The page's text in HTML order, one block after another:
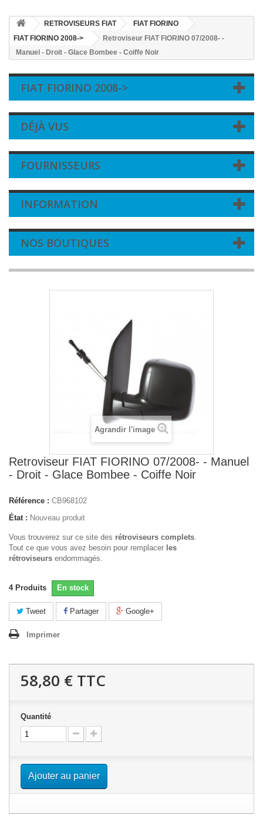
RETROVISEURS FIAT
FIAT FIORINO
FIAT FIORINO 2008->
Retroviseur FIAT FIORINO 07/2008- -
Manuel - Droit - Glace Bombee - Coiffe Noir
FIAT FIORINO 2008->
DÉJÀ VUS
FOURNISSEURS
INFORMATION
NOS BOUTIQUES
Agrandir l'image
Retroviseur FIAT FIORINO 07/2008- - Manuel
- Droit - Glace Bombee - Coiffe Noir
Référence : CB968102
État : Nouveau produit
Vous trouverez sur ce site des rétroviseurs complets.
Tout ce que vous avez besoin pour remplacer les
rétroviseurs endommagés.
4 Produits En stock
Tweet Partager Google+
Imprimer
58,80 € TTC
Quantité
Ajouter au panier